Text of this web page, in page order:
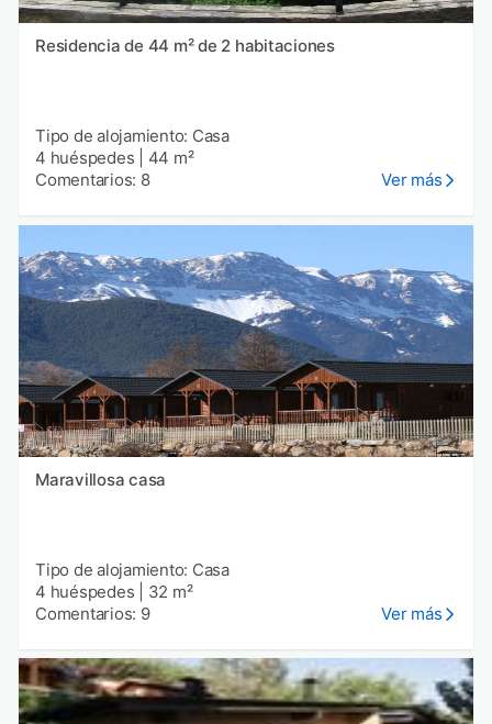
Residencia de 44 m² de 2 habitaciones
Tipo de alojamiento: Casa
4 huéspedes
44 m²
Comentarios: 8
Ver más
Maravillosa casa
Tipo de alojamiento: Casa
4 huéspedes
32 m²
Comentarios: 9
Ver más